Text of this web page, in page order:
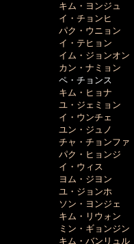
キム・ヨンジュ
→
イ・チョンヒ
→
パク・ウニョン →
イ・テヒョン →
イム・ジョンオン
カン・ナミョン →
ペ・チョンス　　　　
キム・ヒョナ →
ユ・ジェミョン →
イ・ウンチェ →
ユン・ジュノ
→
チャ・チョンファ
パク・ヒョンジ →
イ・ウィス →　
ヨム・ジヨン →
ユ・ジョンホ →
ソン・ヨンジェ
キム・リウォン
ミン・ギョンジン
キム・バンリュル